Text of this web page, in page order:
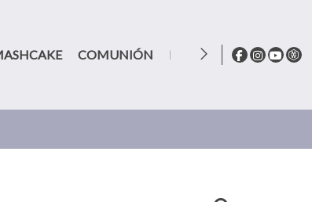
COMUNIÓN BLOG CONTACTO